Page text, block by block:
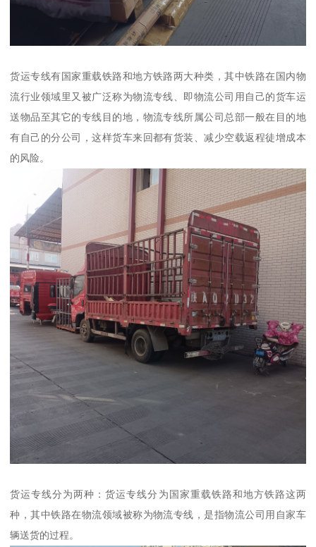
货运专线有国家重载铁路和地方铁路两大种类，其中铁路在国内物
流行业领域里又被广泛称为物流专线、即物流公司用自己的货车运
送物品至其它的专线目的地，物流专线所属公司总部一般在目的地
有自己的分公司，这样货车来回都有货装、减少空载返程徒增成本
的风险。
货运专线分为两种：货运专线分为国家重载铁路和地方铁路这两
种，其中铁路在物流领域被称为物流专线，是指物流公司用自家车
辆送货的过程。